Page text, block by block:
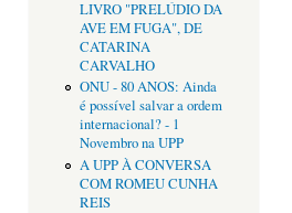
LIVRO "PRELÚDIO DA
AVE EM FUGA", DE
CATARINA
CARVALHO
ONU - 80 ANOS: Ainda
é possível salvar a ordem
internacional? - 1
Novembro na UPP
A UPP À CONVERSA
COM ROMEU CUNHA
REIS